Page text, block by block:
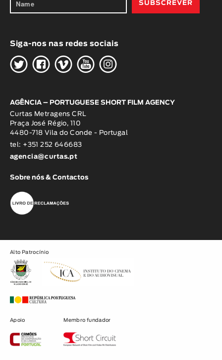
Siga-nos nas redes sociais
HGWOK
AGÊNCIA – PORTUGUESE SHORT FILM AGENCY
Curtas Metragens CRL
Praça José Régio, 110
4480-718 Vila do Conde - Portugal
tel: +351 252 646683
agencia@curtas.pt
Sobre nós & Contactos
Alto Patrocínio
Apoio Membro fundador